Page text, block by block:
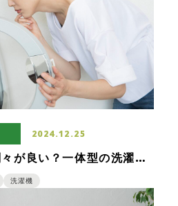
2024.12.25
が良い？一体型の洗濯乾
リット・デメリット
洗濯機